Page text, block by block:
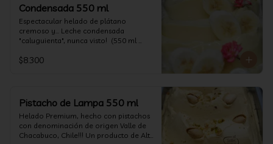
Condensada 550 ml
Espectacular helado de plátano
cremoso y... Leche condensada
"caluguienta", nunca visto!  (550 ml
$8.300
Pistacho de Lampa 550 ml
Helado Premium, hecho con pistachos
con denominación de origen Valle de
Chacabuco, Chile!!! Un producto de Alta